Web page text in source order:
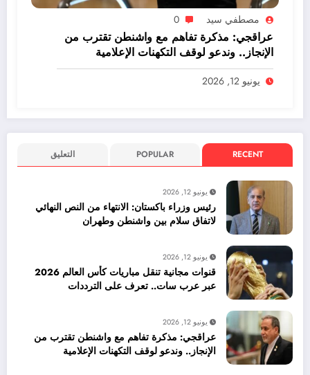
مصطفي سيد 0
عراقجي: مذكرة تفاهم مع واشنطن تقترب من
الإنجاز.. وندعو لوقف التكهنات الإعلامية
يونيو 12, 2026
RECENT
POPULAR التعليق
يونيو 12, 2026
رئيس وزراء باكستان: الانتهاء من النص النهائي
لاتفاق سلام بين واشنطن وطهران
يونيو 12, 2026
قنوات مجانية تنقل مباريات كأس العالم 2026
عبر عرب سات.. تعرف على الترددات
يونيو 12, 2026
عراقجي: مذكرة تفاهم مع واشنطن تقترب من
الإنجاز.. وندعو لوقف التكهنات الإعلامية